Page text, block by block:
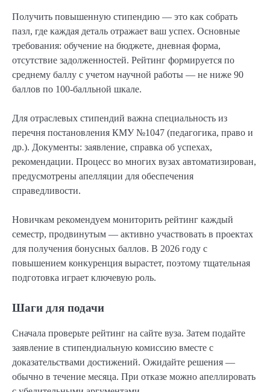
Получить повышенную стипендию — это как собрать
пазл, где каждая деталь отражает ваш успех. Основные
требования: обучение на бюджете, дневная форма,
отсутствие задолженностей. Рейтинг формируется по
среднему баллу с учетом научной работы — не ниже 90
баллов по 100-балльной шкале.
Для отраслевых стипендий важна специальность из
перечня постановления КМУ №1047 (педагогика, право и
др.). Документы: заявление, справка об успехах,
рекомендации. Процесс во многих вузах автоматизирован,
предусмотрены апелляции для обеспечения
справедливости.
Новичкам рекомендуем мониторить рейтинг каждый
семестр, продвинутым — активно участвовать в проектах
для получения бонусных баллов. В 2026 году с
повышением конкуренция вырастет, поэтому тщательная
подготовка играет ключевую роль.
Шаги для подачи
Сначала проверьте рейтинг на сайте вуза. Затем подайте
заявление в стипендиальную комиссию вместе с
доказательствами достижений. Ожидайте решения —
обычно в течение месяца. При отказе можно апеллировать